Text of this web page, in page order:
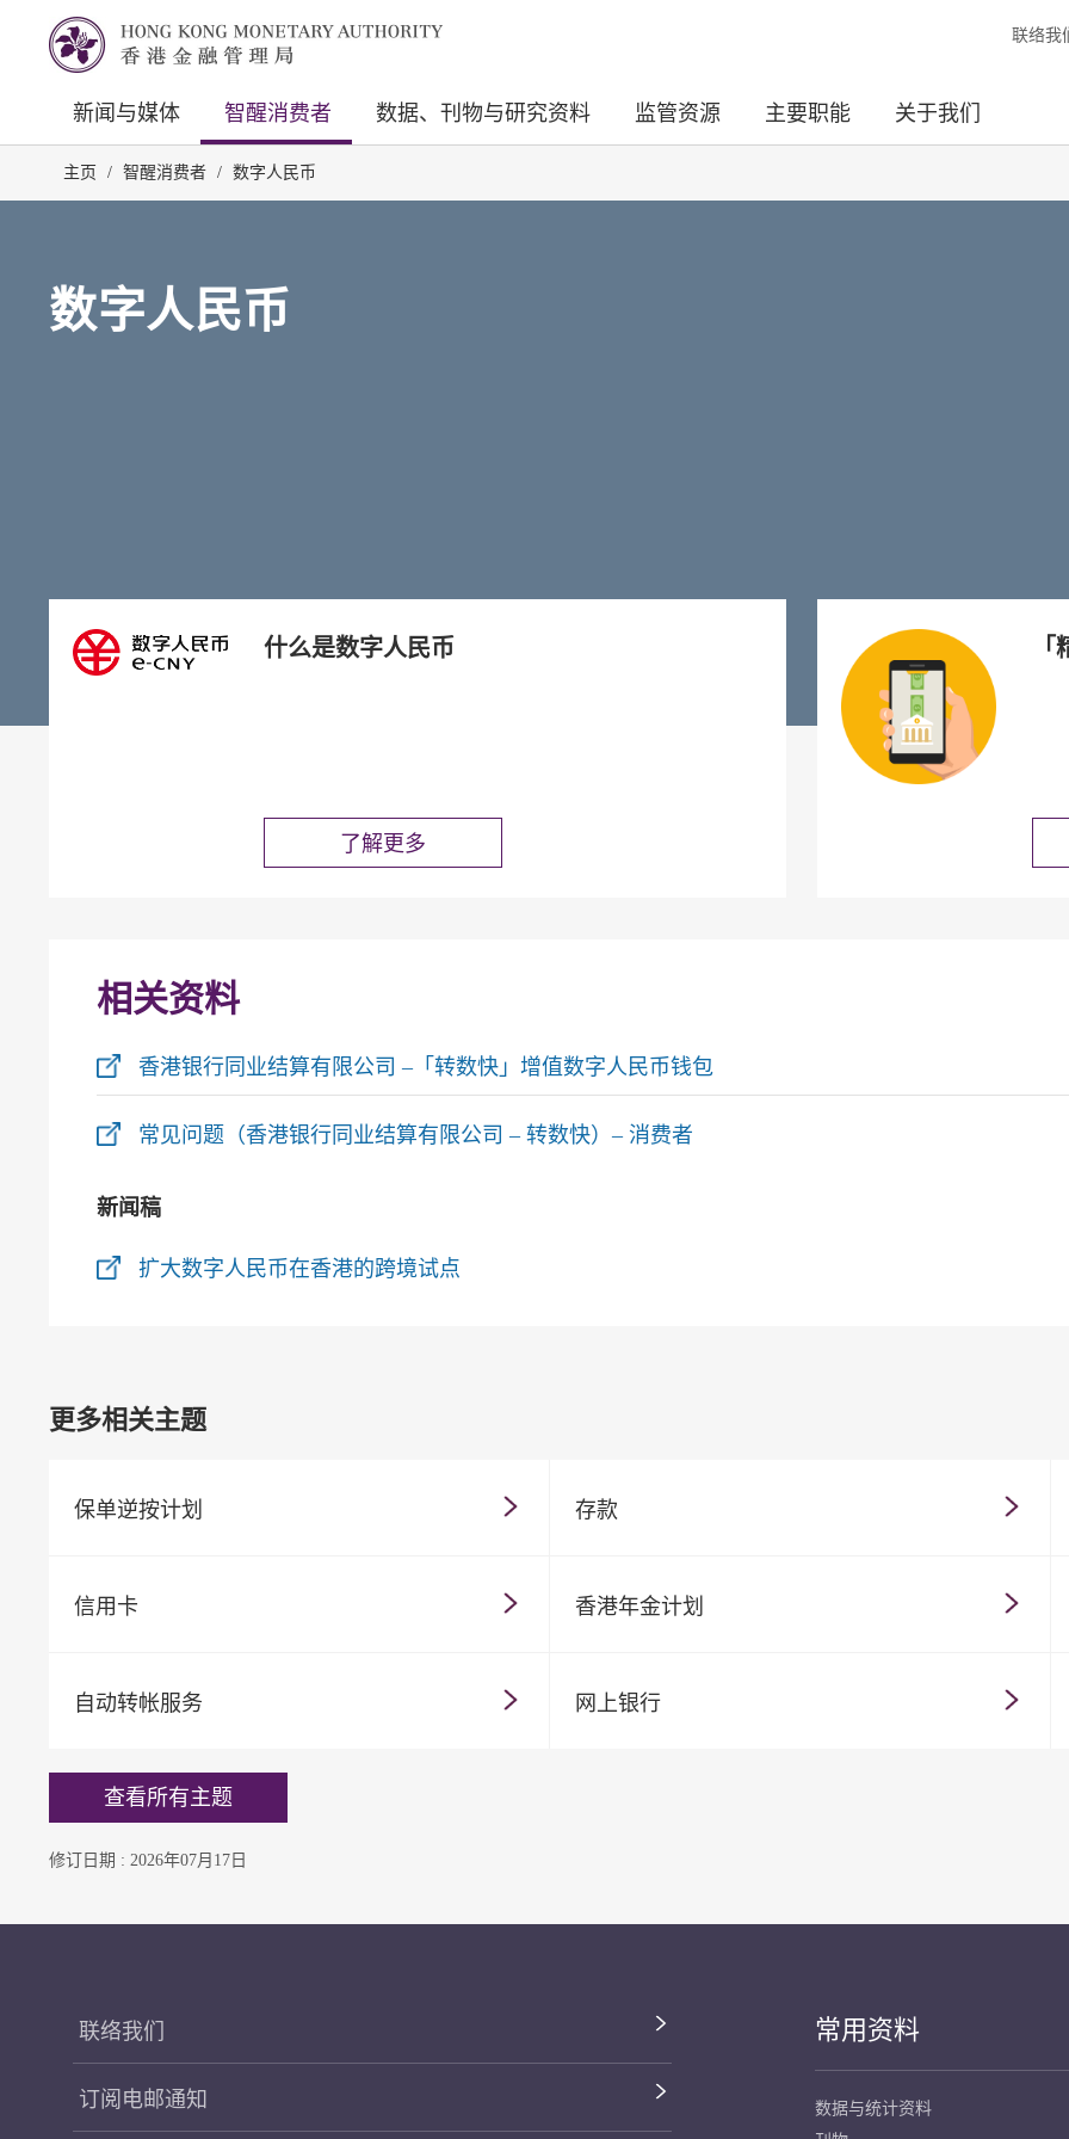
联络我
新闻与媒体 智醒消费者 数据、刊物与研究资料 监管资源 主要职能 关于我们
主页 / 智醒消费者 / 数字人民币
数字人民币
什么是数字人民币
了解更多
相关资料
香港银行同业结算有限公司 –「转数快」增值数字人民币钱包
常见问题（香港银行同业结算有限公司 – 转数快）– 消费者
新闻稿
扩大数字人民币在香港的跨境试点
更多相关主题
保单逆按计划 存款
信用卡 香港年金计划
自动转帐服务 网上银行
查看所有主题
修订日期 : 2026年07月17日
联络我们
订阅电邮通知
常用资料
数据与统计资料